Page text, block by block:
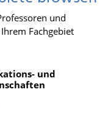
und
Fachgebiet
und